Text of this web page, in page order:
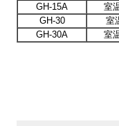
GH-15A
室
GH-30
室
GH-30A
室